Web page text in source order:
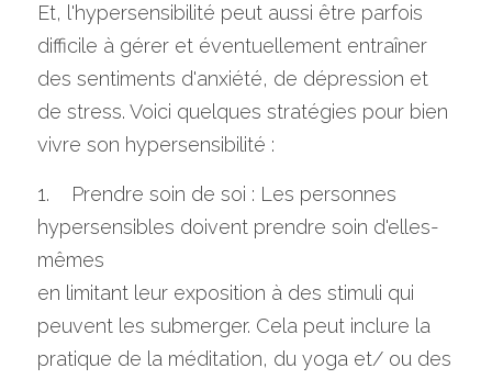
Et, l'hypersensibilité peut aussi être parfois
difficile à gérer et éventuellement entraîner
des sentiments d'anxiété, de dépression et
de stress. Voici quelques stratégies pour bien
vivre son hypersensibilité :
1.    Prendre soin de soi : Les personnes
hypersensibles doivent prendre soin d'elles-
mêmes
en limitant leur exposition à des stimuli qui
peuvent les submerger. Cela peut inclure la
pratique de la méditation, du yoga et/ ou des